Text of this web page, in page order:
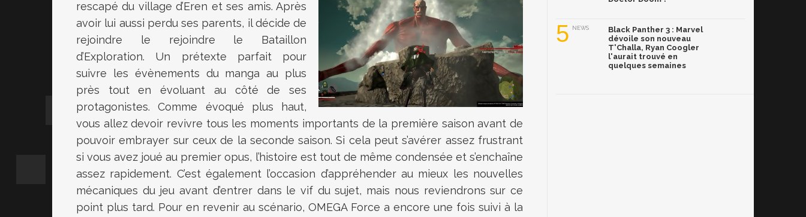
rescapé du village d’Eren et ses amis. Après
avoir lui aussi perdu ses parents, il décide de
rejoindre le rejoindre le Bataillon
d’Exploration. Un prétexte parfait pour
suivre les évènements du manga au plus
près tout en évoluant au côté de ses
protagonistes. Comme évoqué plus haut,
vous allez devoir revivre tous les moments importants de la première saison avant de
pouvoir embrayer sur ceux de la seconde saison. Si cela peut s’avérer assez frustrant
si vous avez joué au premier opus, l’histoire est tout de même condensée et s’enchaîne
assez rapidement. C’est également l’occasion d’appréhender au mieux les nouvelles
mécaniques du jeu avant d’entrer dans le vif du sujet, mais nous reviendrons sur ce
point plus tard. Pour en revenir au scénario, OMEGA Force a encore une fois suivi à la
5 NEWS
Black Panther 3 : Marvel
dévoile son nouveau
T'Challa, Ryan Coogler
l'aurait trouvé en
quelques semaines